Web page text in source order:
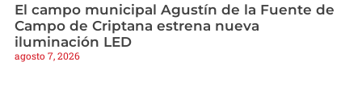
El campo municipal Agustín de la Fuente de
Campo de Criptana estrena nueva
iluminación LED
agosto 7, 2026